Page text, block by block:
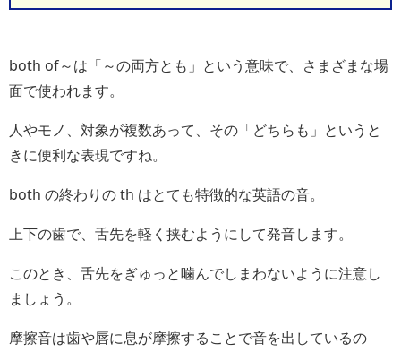
both of～は「～の両方とも」という意味で、さまざまな場
面で使われます。
人やモノ、対象が複数あって、その「どちらも」というと
きに便利な表現ですね。
both の終わりの th はとても特徴的な英語の音。
上下の歯で、舌先を軽く挟むようにして発音します。
このとき、舌先をぎゅっと噛んでしまわないように注意し
ましょう。
摩擦音は歯や唇に息が摩擦することで音を出しているの